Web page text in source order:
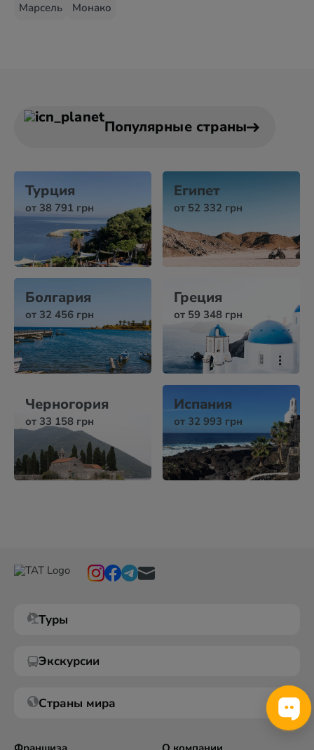
Марсель
Монако
Популярные страны
Турция
от 38 791 грн
Египет
от 52 332 грн
Болгария
от 32 456 грн
Греция
от 59 348 грн
Черногория
от 33 158 грн
Испания
от 32 993 грн
Туры
Экскурсии
Страны мира